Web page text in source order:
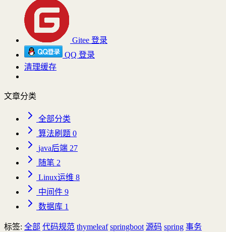
Gitee 登录
QQ 登录
清理缓存
文章分类
全部分类
算法刷题 0
java后端 27
随笔 2
Linux运维 8
中间件 9
数据库 1
标签: 全部 代码规范 thymeleaf springboot 源码 spring 事务